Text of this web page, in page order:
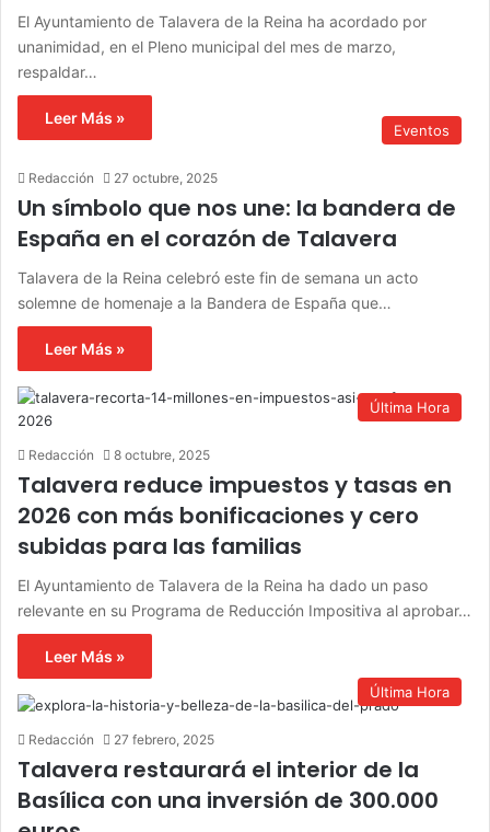
El Ayuntamiento de Talavera de la Reina ha acordado por
unanimidad, en el Pleno municipal del mes de marzo,
respaldar…
Leer Más »
Eventos
Redacción 27 octubre, 2025
Un símbolo que nos une: la bandera de
España en el corazón de Talavera
Talavera de la Reina celebró este fin de semana un acto
solemne de homenaje a la Bandera de España que…
Leer Más »
Última Hora
Redacción 8 octubre, 2025
Talavera reduce impuestos y tasas en
2026 con más bonificaciones y cero
subidas para las familias
El Ayuntamiento de Talavera de la Reina ha dado un paso
relevante en su Programa de Reducción Impositiva al aprobar…
Leer Más »
Última Hora
Redacción 27 febrero, 2025
Talavera restaurará el interior de la
Basílica con una inversión de 300.000